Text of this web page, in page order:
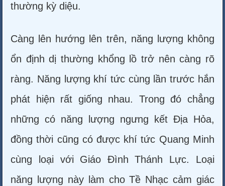
thường kỳ diệu.
Càng lên hướng lên trên, năng lượng không
ổn định dị thường khổng lồ trở nên càng rõ
ràng. Năng lượng khí tức cùng lần trước hắn
phát hiện rất giống nhau. Trong đó chẳng
những có năng lượng ngưng kết Địa Hỏa,
đồng thời cũng có được khí tức Quang Minh
cùng loại với Giáo Đình Thánh Lực. Loại
năng lượng này làm cho Tề Nhạc cảm giác